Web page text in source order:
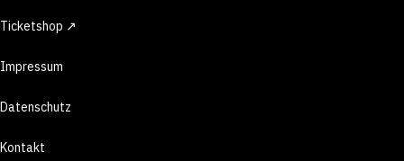
Ticketshop ↗
Impressum
Datenschutz
Kontakt